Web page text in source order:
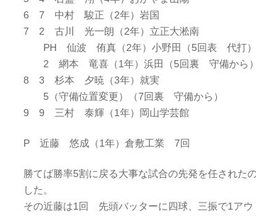
6 7 中村 駿正（2年）岩国
7 2 古川 光一朗（2年）立正大淞南
PH 仙波 侑真（2年）小野田（5回表 代打）
2 網本 竜喜（1年）浜田（5回裏 守備から）
8 3 杉本 夕暁（3年）就実
5（守備位置変更）（7回裏 守備から）
9 9 三村 泰輝（1年）岡山学芸館
P 近藤 悠成（1年）倉敷工業 7回
勝てば勝率5割に戻る大事な試合の先発を任され
した。
その近藤は1回 先頭バッターに四球、三振で1ア